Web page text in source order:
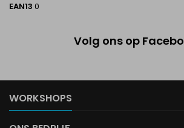
EAN13 0
Volg ons op
WORKSHOPS